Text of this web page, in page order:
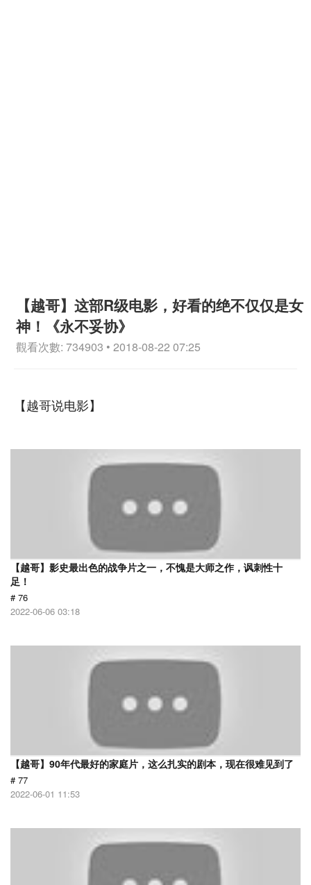
【越哥】这部R级电影，好看的绝不仅仅是女
神！《永不妥协》
觀看次數: 734903 • 2018-08-22 07:25
【越哥说电影】
【越哥】影史最出色的战争片之一，不愧是大师之作，讽刺性十
足！
# 76
2022-06-06 03:18
【越哥】90年代最好的家庭片，这么扎实的剧本，现在很难见到了
# 77
2022-06-01 11:53